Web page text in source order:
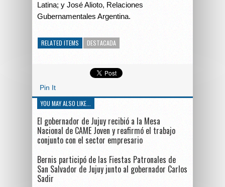
Latina; y José Alioto, Relaciones
Gubernamentales Argentina.
RELATED ITEMS DESTACADA
Pin It
YOU MAY ALSO LIKE...
El gobernador de Jujuy recibió a la Mesa
Nacional de CAME Joven y reafirmó el trabajo
conjunto con el sector empresario
Bernis participó de las Fiestas Patronales de
San Salvador de Jujuy junto al gobernador Carlos
Sadir